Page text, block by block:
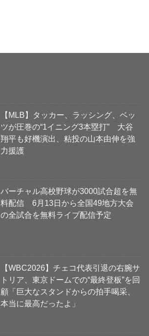
【MLB】タッカー、ラッシング、ベッ
ツが圧巻の“1イニング3本塁打” 大谷
翔平も好機演出、粘投の山本由伸を強
力援護
バーチャル高校野球が3000試合超を無
料配信 6月13日から全国49地方大会
の全試合を無料ライブ配信予定
【WBC2026】チェコ代表引退の右腕サ
トリア、東京ドームでの“最終登板”を回
顧「巨大なスタンドからの拍手喝采、
本当に最高だったよ」